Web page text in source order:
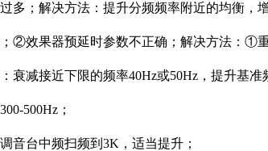
；解决方法：提升分频频率附近的均衡，增
果器预延时参数不正确；解决方法：①重
减接近下限的频率40Hz或50Hz，提升基准
500Hz；
台中频扫频到3K，适当提升；